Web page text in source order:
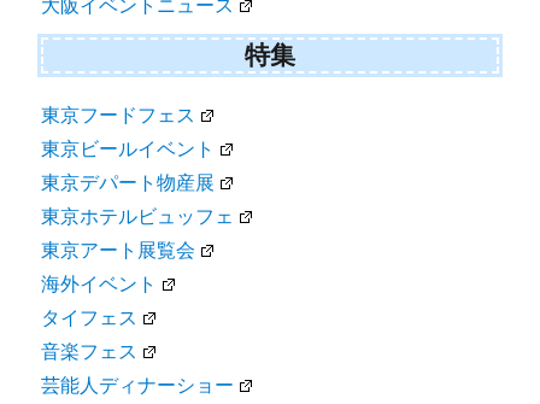
大阪イベントニュース
特集
東京フードフェス
東京ビールイベント
東京デパート物産展
東京ホテルビュッフェ
東京アート展覧会
海外イベント
タイフェス
音楽フェス
芸能人ディナーショー